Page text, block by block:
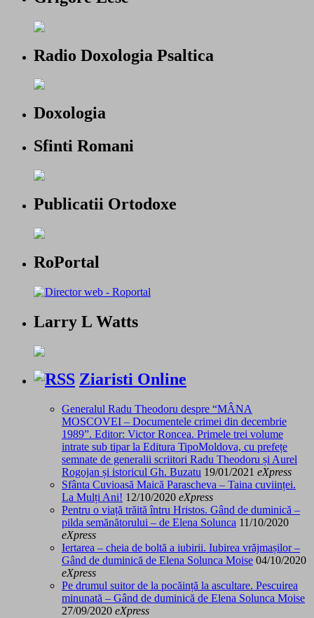
Radio Doxologia Psaltica
Doxologia
Sfinti Romani
Publicatii Ortodoxe
RoPortal
Larry L Watts
Ziaristi Online
Generalul Radu Theodoru despre “MÂNA
MOSCOVEI – Documentele crimei din decembrie
1989”. Editor: Victor Roncea. Primele trei volume
intrate sub tipar la Editura TipoMoldova, cu prefețe
semnate de generalii scriitori Radu Theodoru și Aurel
Rogojan și istoricul Gh. Buzatu 19/01/2021 eXpress
Sfânta Cuvioasă Maică Parascheva – Taina cuviinței.
La Mulți Ani! 12/10/2020 eXpress
Pentru o viață trăită întru Hristos. Gând de duminică –
pilda semănătorului – de Elena Solunca 11/10/2020
eXpress
Iertarea – cheia de boltă a iubirii. Iubirea vrăjmașilor –
Gând de duminică de Elena Solunca Moise 04/10/2020
eXpress
Pe drumul suitor de la pocăință la ascultare. Pescuirea
minunată – Gând de duminică de Elena Solunca Moise
27/09/2020 eXpress